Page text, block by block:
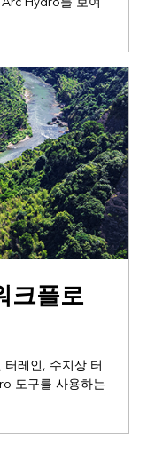
크플로
레인, 수지상 터
도구를 사용하는